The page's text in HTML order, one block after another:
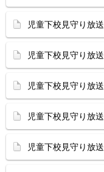
児童下校見守り放送
児童下校見守り放送
児童下校見守り放送
児童下校見守り放送
児童下校見守り放送